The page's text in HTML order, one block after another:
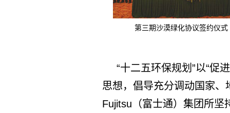
第三期沙漠绿化协议签约仪式
“十二五环保规划”以“促
思想，倡导充分调动国家
Fujitsu（富士通）集团所坚